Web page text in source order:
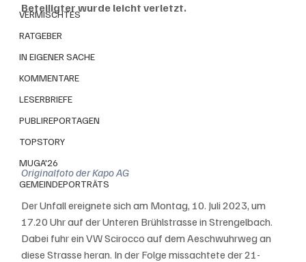
VERMISCHTES
RATGEBER
IN EIGENER SACHE
KOMMENTARE
LESERBRIEFE
PUBLIREPORTAGEN
TOPSTORY
MUGA'26
GEMEINDEPORTRÄTS
Beteiligter wurde leicht verletzt.
Originalfoto der Kapo AG
Der Unfall ereignete sich am Montag, 10. Juli 2023, um
17.20 Uhr auf der Unteren Brühlstrasse in Strengelbach.
Dabei fuhr ein VW Scirocco auf dem Aeschwuhrweg an
diese Strasse heran. In der Folge missachtete der 21-